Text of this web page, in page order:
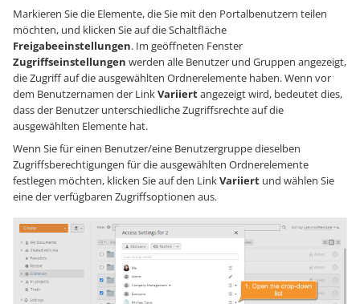
Markieren Sie die Elemente, die Sie mit den Portalbenutzern teilen
möchten, und klicken Sie auf die Schaltfläche
Freigabeeinstellungen. Im geöffneten Fenster
Zugriffseinstellungen werden alle Benutzer und Gruppen angezeigt,
die Zugriff auf die ausgewählten Ordnerelemente haben. Wenn vor
dem Benutzernamen der LinkVariiertangezeigt wird, bedeutet dies,
dass der Benutzer unterschiedliche Zugriffsrechte auf die
ausgewählten Elemente hat.
Wenn Sie für einen Benutzer/eine Benutzergruppe dieselben
Zugriffsberechtigungen für die ausgewählten Ordnerelemente
festlegen möchten, klicken Sie auf den LinkVariiert und wählen Sie
eine der verfügbaren Zugriffsoptionen aus.